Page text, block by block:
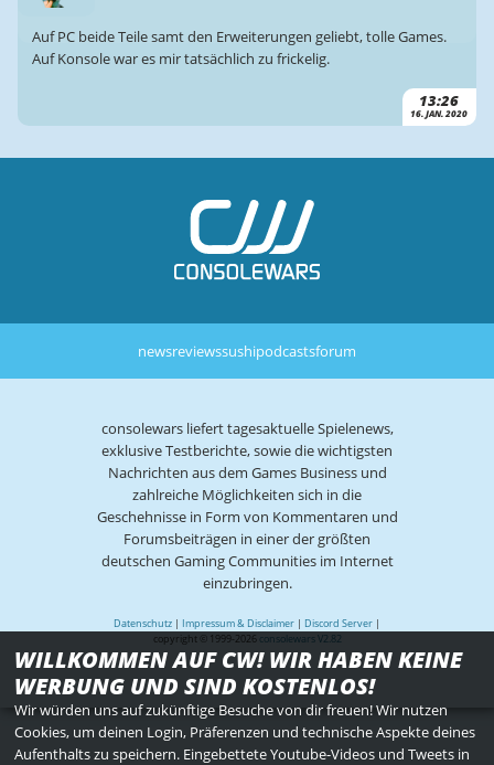
13:26
16. JAN. 2020
Auf PC beide Teile samt den Erweiterungen geliebt, tolle Games.
Auf Konsole war es mir tatsächlich zu frickelig.
newsreviewssushipodcastsforum
consolewars liefert tagesaktuelle Spielenews,
exklusive Testberichte, sowie die wichtigsten
Nachrichten aus dem Games Business und
zahlreiche Möglichkeiten sich in die
Geschehnisse in Form von Kommentaren und
Forumsbeiträgen in einer der größten
deutschen Gaming Communities im Internet
einzubringen.
Datenschutz | Impressum & Disclaimer | Discord Server |
copyright © 1999-2026 consolewars V2.82
WILLKOMMEN AUF CW! WIR HABEN KEINE
WERBUNG UND SIND KOSTENLOS!
Wir würden uns auf zukünftige Besuche von dir freuen! Wir nutzen
Cookies, um deinen Login, Präferenzen und technische Aspekte deines
Aufenthalts zu speichern. Eingebettete Youtube-Videos und Tweets in